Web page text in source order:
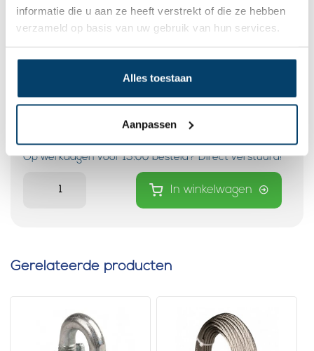
informatie die u aan ze heeft verstrekt of die ze hebben
verzameld op basis van uw gebruik van hun services.
Alles toestaan
Aanpassen
Extra soepele Staalkabel haspel
25 meter 3mm
17,95 Op voorraad
Op werkdagen voor 15:00 besteld? Direct verstuurd!
In winkelwagen
Gerelateerde producten